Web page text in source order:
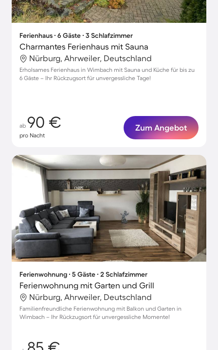
Ferienhaus ∙ 6 Gäste ∙ 3 Schlafzimmer
Charmantes Ferienhaus mit Sauna
Nürburg, Ahrweiler, Deutschland
Erholsames Ferienhaus in Wimbach mit Sauna und Küche für bis zu
6 Gäste – Ihr Rückzugsort für unvergessliche Tage!
ab 90 €
pro Nacht
Zum Angebot
Ferienwohnung ∙ 5 Gäste ∙ 2 Schlafzimmer
Ferienwohnung mit Garten und Grill
Nürburg, Ahrweiler, Deutschland
Familienfreundliche Ferienwohnung mit Balkon und Garten in
Wimbach – Ihr Rückzugsort für unvergessliche Momente!